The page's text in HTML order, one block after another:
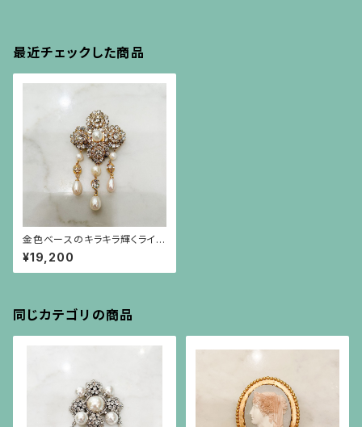
最近チェックした商品
金色ベースのキラキラ輝くライン
ストーンパーツと真珠が揺れる
ブローチ
¥19,200
同じカテゴリの商品